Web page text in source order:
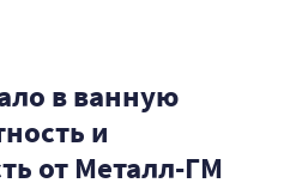
в ванную
и
от Металл-ГМ